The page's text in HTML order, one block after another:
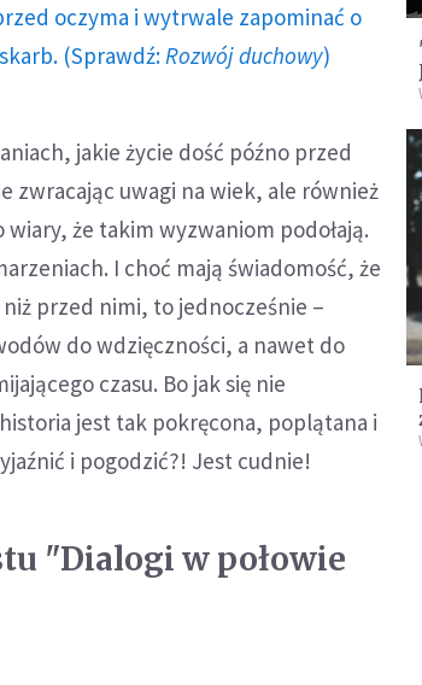
oczyma i wytrwale zapominać o
(Sprawdź: Rozwój duchowy)
jakie życie dość późno przed
zwracając uwagi na wiek, ale również
że takim wyzwaniom podołają.
I choć mają świadomość, że
przed nimi, to jednocześnie –
do wdzięczności, a nawet do
czasu. Bo jak się nie
jest tak pokręcona, poplątana i
i pogodzić?! Jest cudnie!
"Dialogi w połowie